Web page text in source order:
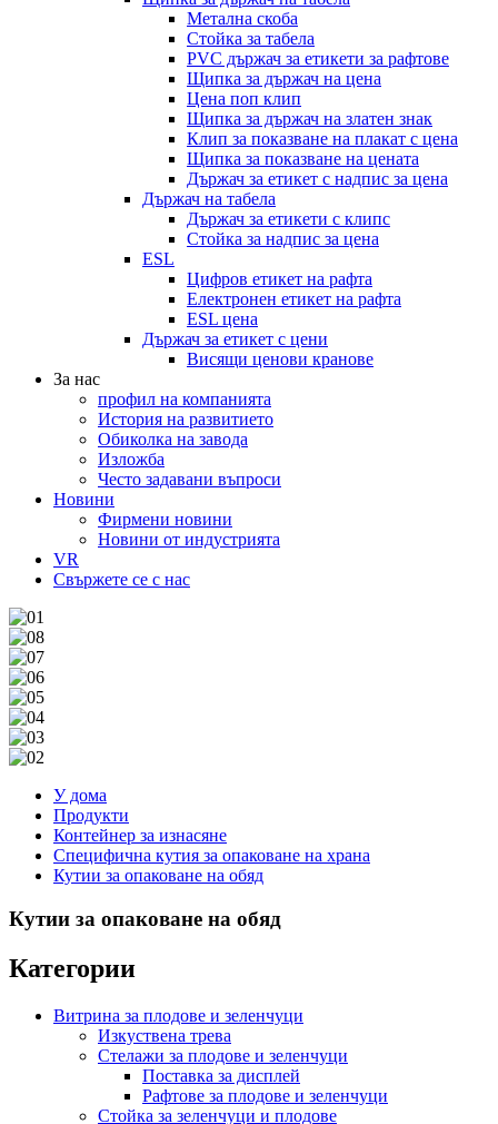
Метална скоба
Стойка за табела
PVC държач за етикети за рафтове
Щипка за държач на цена
Цена поп клип
Щипка за държач на златен знак
Клип за показване на плакат с цена
Щипка за показване на цената
Държач за етикет с надпис за цена
Държач на табела
Държач за етикети с клипс
Стойка за надпис за цена
ESL
Цифров етикет на рафта
Електронен етикет на рафта
ESL цена
Държач за етикет с цени
Висящи ценови кранове
За нас
профил на компанията
История на развитието
Обиколка на завода
Изложба
Често задавани въпроси
Новини
Фирмени новини
Новини от индустрията
VR
Свържете се с нас
У дома
Продукти
Контейнер за изнасяне
Специфична кутия за опаковане на храна
Кутии за опаковане на обяд
Кутии за опаковане на обяд
Категории
Витрина за плодове и зеленчуци
Изкуствена трева
Стелажи за плодове и зеленчуци
Поставка за дисплей
Рафтове за плодове и зеленчуци
Стойка за зеленчуци и плодове